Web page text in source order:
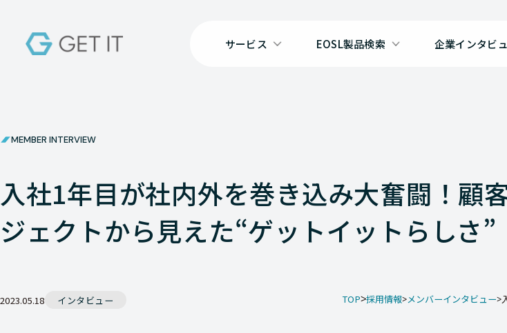
サービス EOSL製品検索 企業インタビ
MEMBER INTERVIEW
入社1年目が社内外を巻き込み大奮闘！顧
ジェクトから見えた“ゲットイットらしさ”
2023.05.18 インタビュー TOP 採用情報 メンバーインタビュー